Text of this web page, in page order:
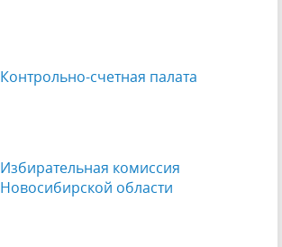
Контрольно-счетная палата
Избирательная комиссия
Новосибирской области